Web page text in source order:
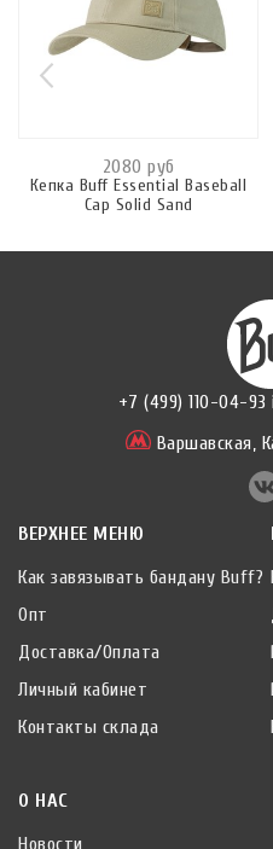
2080 руб
Кепка Buff Essential Baseball
Cap Solid Sand
+7 (499) 110-04-93
Варшавская,
ВЕРХНЕЕ МЕНЮ
Как завязывать бандану Buff?
Опт
Доставка/Оплата
Личный кабинет
Контакты склада
О НАС
Новости